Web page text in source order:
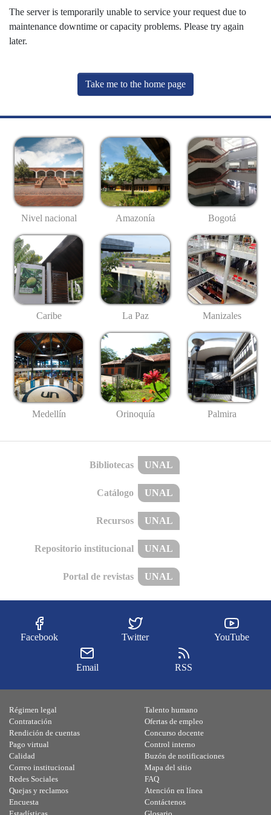
The server is temporarily unable to service your request due to
maintenance downtime or capacity problems. Please try again
later.
Take me to the home page
Nivel nacional Amazonía Bogotá
Caribe La Paz Manizales
Medellín Orinoquía Palmira
Bibliotecas UNAL
Catálogo UNAL
Recursos UNAL
Repositorio institucional UNAL
Portal de revistas UNAL
Facebook Twitter YouTube
Email RSS
Régimen legal
Contratación
Rendición de cuentas
Pago virtual
Calidad
Talento humano
Ofertas de empleo
Concurso docente
Control interno
Buzón de notificaciones
Correo institucional
Redes Sociales
Quejas y reclamos
Encuesta
Mapa del sitio
FAQ
Atención en línea
Contáctenos